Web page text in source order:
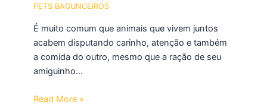
PETS BAGUNCEIROS
É muito comum que animais que vivem juntos
acabem disputando carinho, atenção e também
a comida do outro, mesmo que a ração de seu
amiguinho…
Read More »